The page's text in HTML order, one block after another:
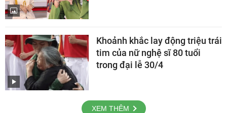
Khoảnh khắc lay động triệu trái
tim của nữ nghệ sĩ 80 tuổi
trong đại lễ 30/4
XEM THÊM